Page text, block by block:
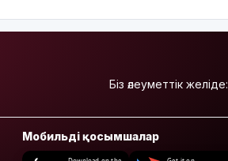
Біз әлеуметтік желіде:
Мобильді қосымшалар